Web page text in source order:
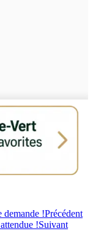
!Précédent
!Suivant